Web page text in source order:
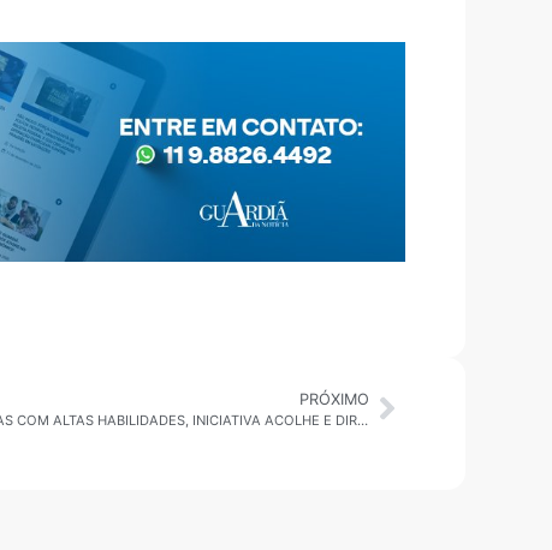
PRÓXIMO
JACAREÍ CRIA PROJETO PARA CRIANÇAS COM ALTAS HABILIDADES, INICIATIVA ACOLHE E DIRECIONA ALUNOS DE 5 A 11 ANOS